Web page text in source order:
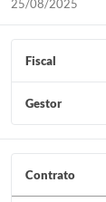
25/08/2025
Fiscal
Gestor
Contrato